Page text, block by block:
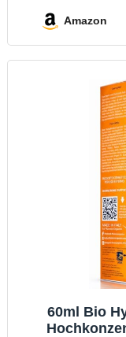
Amazon
60ml Bio